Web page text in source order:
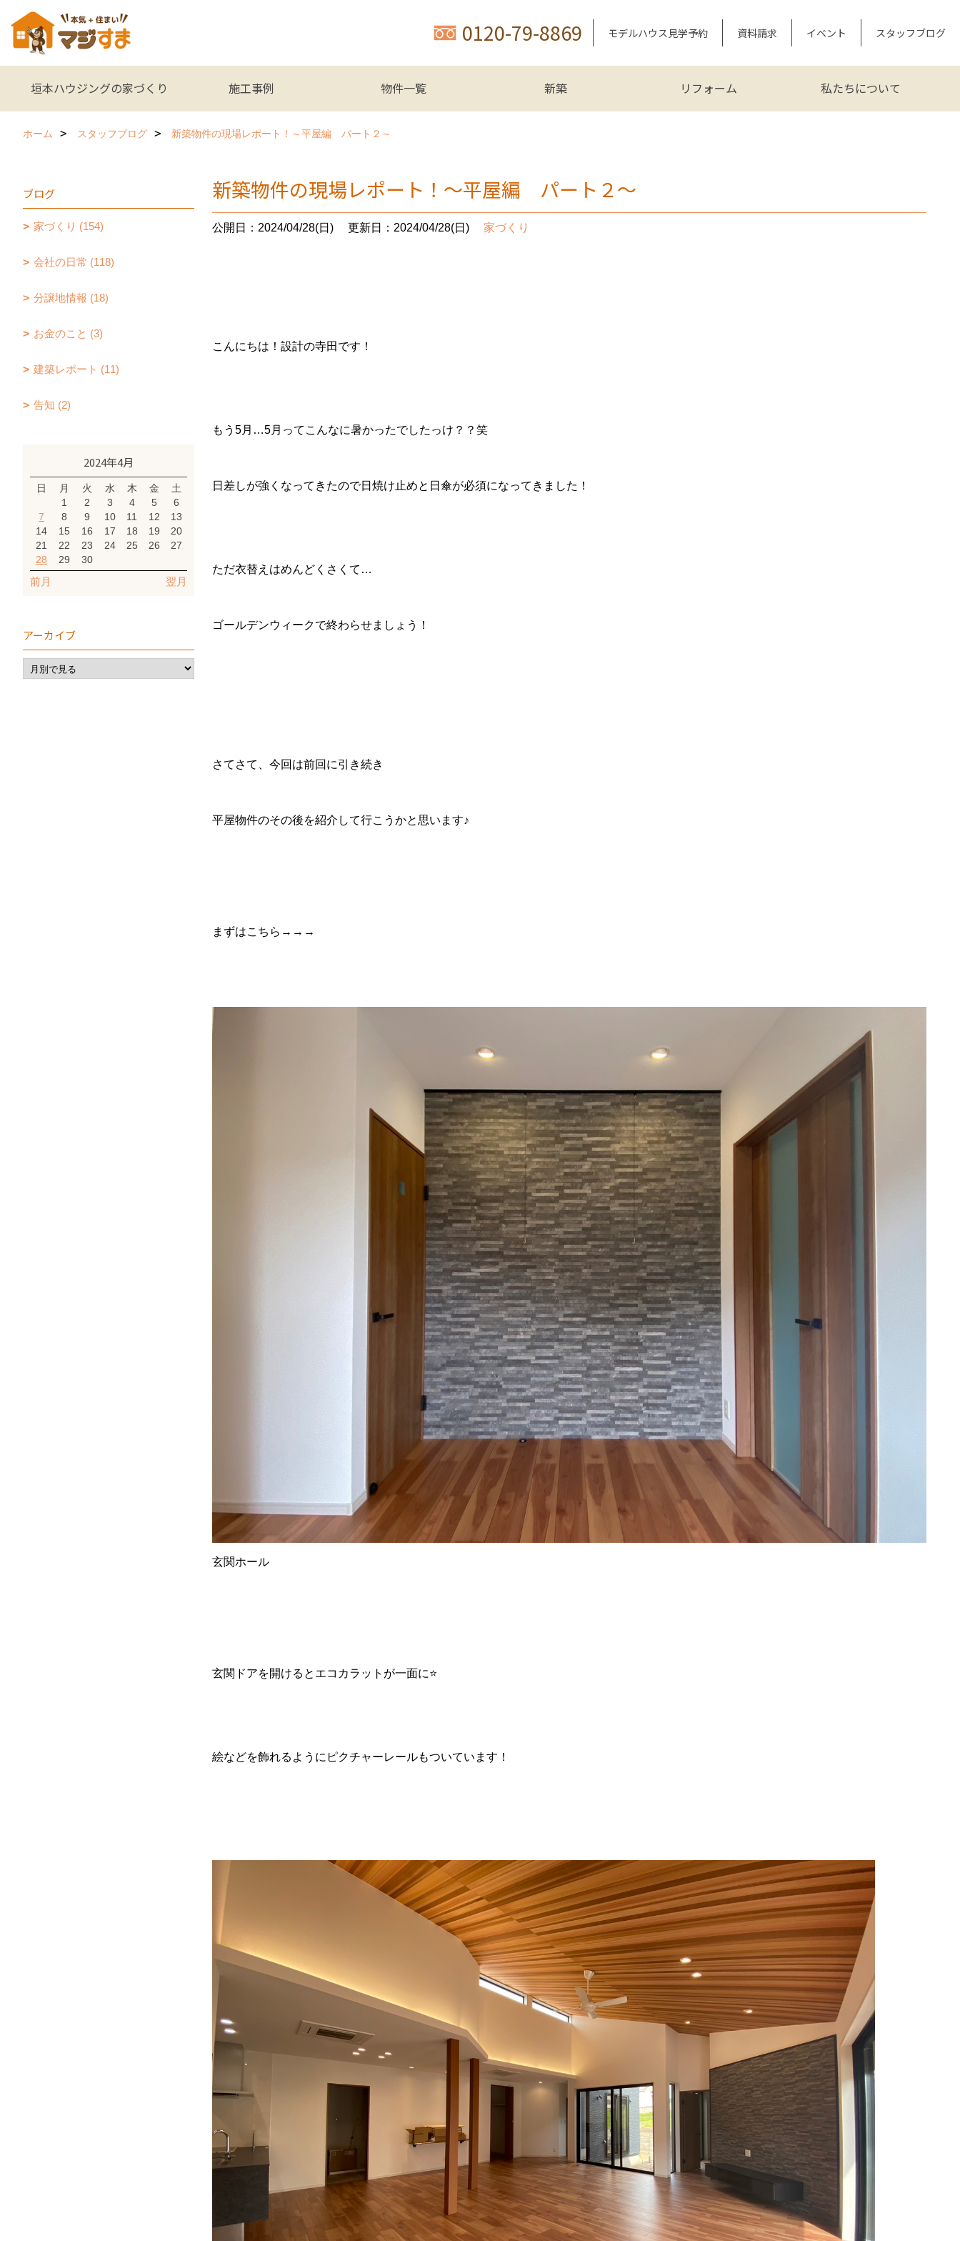
0120-79-8869 モデルハウス見学予約 資料請求 イベント スタッフブログ
垣本ハウジングの家づくり 施工事例 物件一覧 新築 リフォーム 私たちについて
ホーム スタッフブログ 新築物件の現場レポート！～平屋編 パート２～
新築物件の現場レポート！～平屋編 パート２～
公開日：2024/04/28(日) 更新日：2024/04/28(日) 家づくり
こんにちは！設計の寺田です！
もう5月…5月ってこんなに暑かったでしたっけ？？笑
日差しが強くなってきたので日焼け止めと日傘が必須になってきました！
ただ衣替えはめんどくさくて…
ゴールデンウィークで終わらせましょう！
さてさて、今回は前回に引き続き
平屋物件のその後を紹介して行こうかと思います♪
まずはこちら→→→
玄関ホール
玄関ドアを開けるとエコカラットが一面に⭐️
絵などを飾れるようにピクチャーレールもついています！
ブログ
家づくり (154)
会社の日常 (118)
分譲地情報 (18)
お金のこと (3)
建築レポート (11)
告知 (2)
2024年4月
日 月 火 水 木 金
土
1
2 3 4 5
6
7
8 9 10 11 12
13
14
15 16 17 18 19
20
21
22 23 24 25 26
27
28
29 30
前月 翌月
アーカイブ